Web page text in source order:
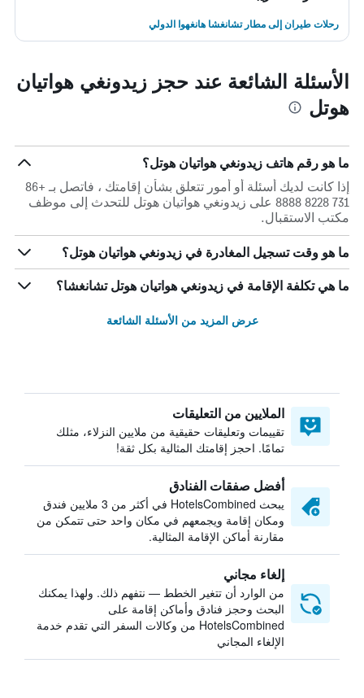
رحلات طيران إلى مطار تشانغشا هانغهوا الدولي
الأسئلة الشائعة عند حجز زيدونغي هواتيان
هوتل
ما هو رقم هاتف زيدونغي هواتيان هوتل؟
إذا كانت لديك أسئلة أو أمور تتعلق بشأن إقامتك ، فاتصل بـ +86
731 8228 8888 على زيدونغي هواتيان هوتل للتحدث إلى موظف
مكتب الاستقبال.
ما هو وقت تسجيل المغادرة في زيدونغي هواتيان هوتل؟
ما هي تكلفة الإقامة في زيدونغي هواتيان هوتل تشانغشا؟
عرض المزيد من الأسئلة الشائعة
الملايين من التعليقات
تقييمات وتعليقات حقيقية من ملايين النزلاء، مثلك
تمامًا. احجز إقامتك المثالية بكل ثقة!
أفضل صفقات الفنادق
يبحث HotelsCombined في أكثر من 3 ملايين فندق
ومكان إقامة ويجمعهم في مكان واحد حتى تتمكن من
مقارنة أماكن الإقامة المثالية.
إلغاء مجاني
من الوارد أن تتغير الخطط — نتفهم ذلك. ولهذا يمكنك
البحث وحجز فنادق وأماكن إقامة على
HotelsCombined من وكالات السفر التي تقدم خدمة
الإلغاء المجاني